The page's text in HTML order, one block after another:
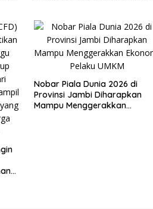
Nobar Piala Dunia 2026 di
Provinsi Jambi Diharapkan
Mampu Menggerakkan